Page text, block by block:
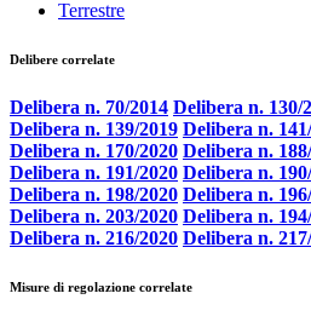
Terrestre
Delibere correlate
Delibera n. 70/2014 Delibera n. 130/
Delibera n. 139/2019 Delibera n.
Delibera n. 170/2020 Delibera n.
Delibera n. 191/2020 Delibera n.
Delibera n. 198/2020 Delibera n.
Delibera n. 203/2020 Delibera n.
Delibera n. 216/2020 Delibera n.
Misure di regolazione correlate